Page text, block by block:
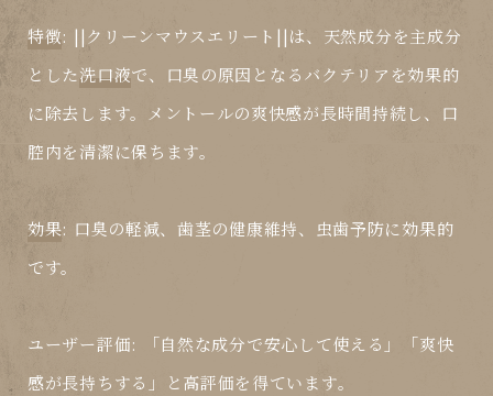
特徴: ||クリーンマウスエリート||は、天然成分を主成分
とした洗口液で、口臭の原因となるバクテリアを効果的
に除去します。メントールの爽快感が長時間持続し、口
腔内を清潔に保ちます。
効果: 口臭の軽減、歯茎の健康維持、虫歯予防に効果的
です。
ユーザー評価: 「自然な成分で安心して使える」「爽快
感が長持ちする」と高評価を得ています。